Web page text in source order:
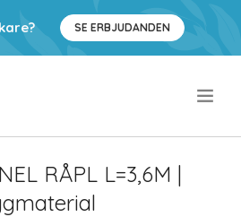
SE ERBJUDANDEN
RÅPL L=3,6M |